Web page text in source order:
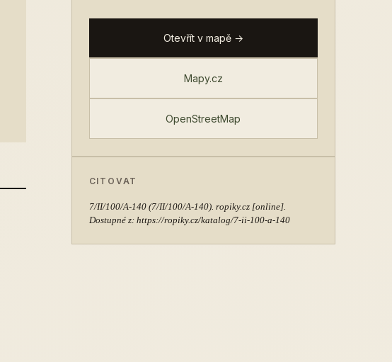
Otevřít v mapě →
Mapy.cz
OpenStreetMap
CITOVAT
7/II/100/A-140(7/II/100/A-140). ropiky.cz [online].
Dostupné z: https://ropiky.cz/katalog/7-ii-100-a-140